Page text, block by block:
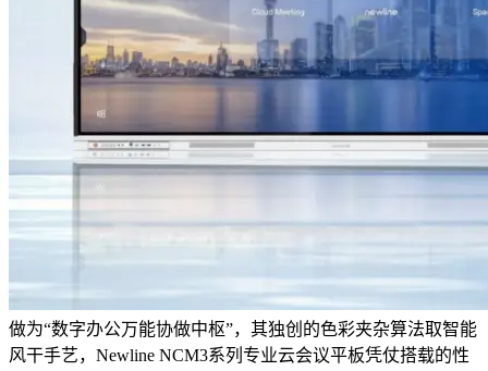
做为“数字办公万能协做中枢”，其独创的色彩夹杂算法取智能
风干手艺，Newline NCM3系列专业云会议平板凭仗搭载的性